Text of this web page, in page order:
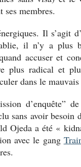
ses membres.
Il s’agit
il n’y a plus
accuser et
plus radical et
dans le mauvais
d’enquête”
sans avoir besoin
Ojeda a été «
avec le gang